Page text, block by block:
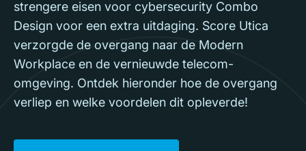
strengere eisen voor cybersecurity Combo
Design voor een extra uitdaging. Score Utica
verzorgde de overgang naar de Modern
Workplace en de vernieuwde telecom-
omgeving. Ontdek hieronder hoe de overgang
verliep en welke voordelen dit opleverde!